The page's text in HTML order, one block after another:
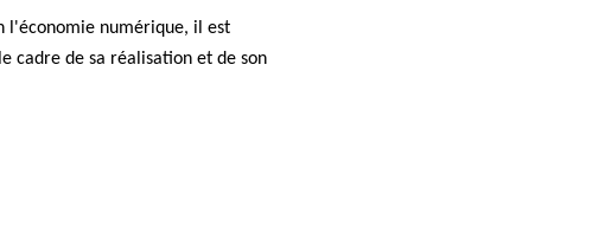
l'économie numérique, il est
cadre de sa réalisation et de son